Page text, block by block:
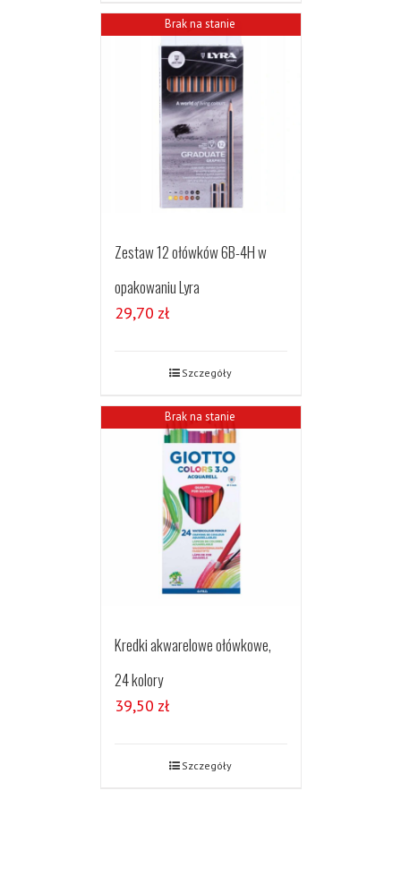
Brak na stanie
Zestaw 12 ołówków 6B-4H w
opakowaniu Lyra
29,70 zł
Szczegóły
Brak na stanie
Kredki akwarelowe ołówkowe,
24 kolory
39,50 zł
Szczegóły